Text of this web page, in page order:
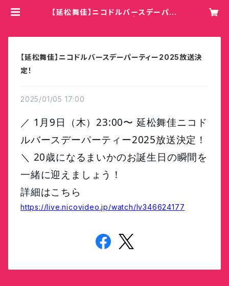
【延松舞佳】ニコドルバースデーパー
【延松舞佳】ニコドルバースデーパーティー2025放送決
定！
2025/01/05 17:00
／ 1月9日（木）23:00〜 延松舞佳ニコド
ルバースデーパーティー2025放送決定！
＼ 20歳になるまいかのお誕生日の瞬間を
一緒に迎えましょう！
詳細はこちら
https://live.nicovideo.jp/watch/lv346624177